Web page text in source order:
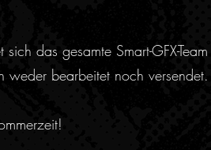
das gesamte Smart-GFX-
weder bearbeitet noch